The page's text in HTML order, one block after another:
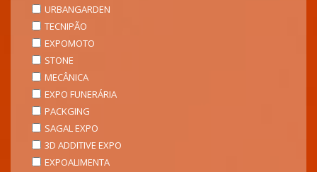
URBANGARDEN
TECNIPÃO
EXPOMOTO
STONE
MECÂNICA
EXPO FUNERÁRIA
PACKGING
SAGAL EXPO
3D ADDITIVE EXPO
EXPOALIMENTA